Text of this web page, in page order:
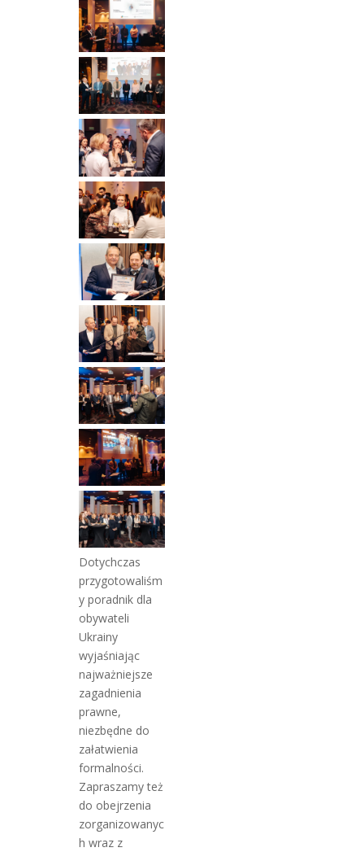
Dotychczas
przygotowaliśm
y poradnik dla
obywateli
Ukrainy
wyjaśniając
najważniejsze
zagadnienia
prawne,
niezbędne do
załatwienia
formalności.
Zapraszamy też
do obejrzenia
zorganizowanyc
h wraz z